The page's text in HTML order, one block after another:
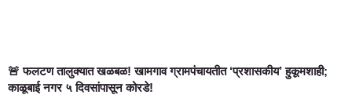
🚨 फलटण तालुक्यात खळबळ! खामगाव ग्रामपंचायतीत ‘प्रशासकीय’ हुकूमशाही;
काळूबाई नगर ५ दिवसांपासून कोरडे!